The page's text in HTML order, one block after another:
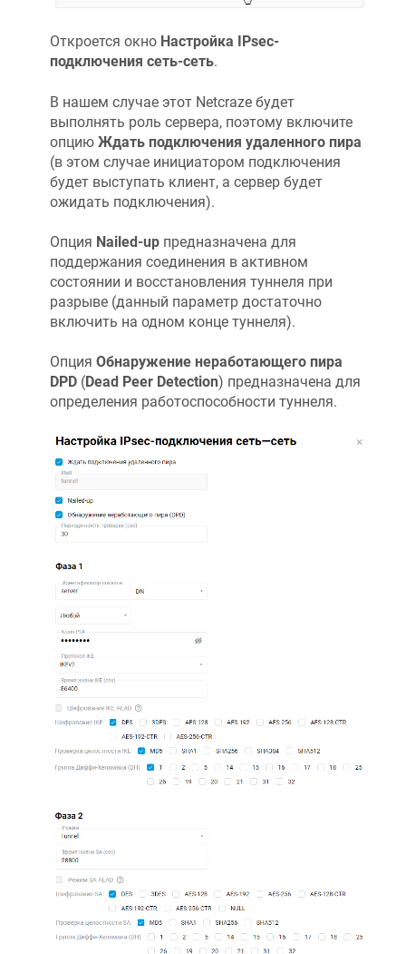
Откроется окно Настройка IPsec-
подключения сеть-сеть.
В нашем случае этот Netcraze будет
выполнять роль сервера, поэтому включите
опцию Ждать подключения удаленного пира
(в этом случае инициатором подключения
будет выступать клиент, а сервер будет
ожидать подключения).
Опция Nailed-up предназначена для
поддержания соединения в активном
состоянии и восстановления туннеля при
разрыве (данный параметр достаточно
включить на одном конце туннеля).
Опция Обнаружение неработающего пира
DPD (Dead Peer Detection) предназначена для
определения работоспособности туннеля.